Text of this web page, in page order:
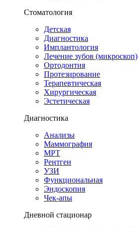
Стоматология
Детская
Диагностика
Имплантология
Лечение зубов (микроскоп)
Ортодонтия
Протезирование
Терапевтическая
Хирургическая
Эстетическая
Диагностика
Анализы
Маммография
МРТ
Рентген
УЗИ
Функциональная
Эндоскопия
Чек-апы
Дневной стационар